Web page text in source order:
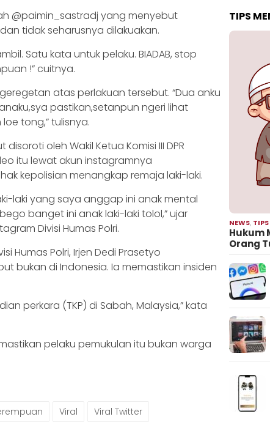
@paimin_sastradj yang menyebut
tidak seharusnya dilakuakan.
Satu kata untuk pelaku. BIADAB, stop
!” cuitnya.
atas perlakuan tersebut. “Dua anku
pastikan,setanpun ngeri lihat
tong,” tulisnya.
oleh Wakil Ketua Komisi III DPR
itu lewat akun instagramnya
kepolisian menangkap remaja laki-laki.
laki yang saya anggap ini anak mental
banget ini anak laki-laki tolol,” ujar
Divisi Humas Polri.
Humas Polri, Irjen Dedi Prasetyo
bukan di Indonesia. Ia memastikan insiden
perkara (TKP) di Sabah, Malaysia,” kata
pelaku pemukulan itu bukan warga
Viral Viral Twitter
TIPS
NEWS, TIPS
Hukum
Orang